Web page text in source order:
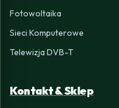
Fotowoltaika
Sieci Komputerowe
Telewizja DVB-T
Kontakt & Sklep